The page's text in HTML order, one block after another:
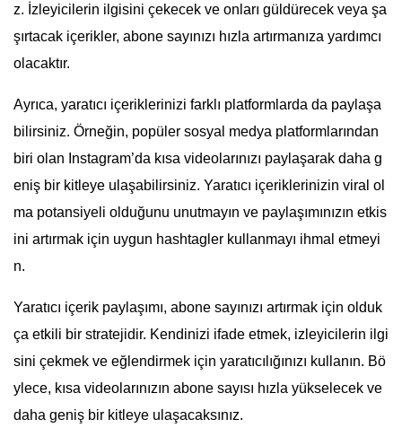
z. İzleyicilerin ilgisini çekecek ve onları güldürecek veya şa
şırtacak içerikler, abone sayınızı hızla artırmanıza yardımcı
olacaktır.
Ayrıca, yaratıcı içeriklerinizi farklı platformlarda da paylaşa
bilirsiniz. Örneğin, popüler sosyal medya platformlarından
biri olan Instagram’da kısa videolarınızı paylaşarak daha g
eniş bir kitleye ulaşabilirsiniz. Yaratıcı içeriklerinizin viral ol
ma potansiyeli olduğunu unutmayın ve paylaşımınızın etkis
ini artırmak için uygun hashtagler kullanmayı ihmal etmeyi
n.
Yaratıcı içerik paylaşımı, abone sayınızı artırmak için olduk
ça etkili bir stratejidir. Kendinizi ifade etmek, izleyicilerin ilgi
sini çekmek ve eğlendirmek için yaratıcılığınızı kullanın. Bö
ylece, kısa videolarınızın abone sayısı hızla yükselecek ve
daha geniş bir kitleye ulaşacaksınız.